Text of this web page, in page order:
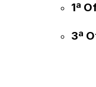
1ª
3ª